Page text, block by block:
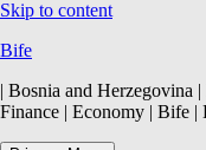
Skip to content
Bife
| Bosnia and Herzegovina
Finance | Economy | Bife